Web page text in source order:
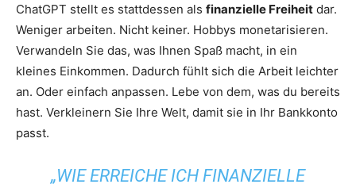
ChatGPT stellt es stattdessen als finanzielle Freiheit dar.
Weniger arbeiten. Nicht keiner. Hobbys monetarisieren.
Verwandeln Sie das, was Ihnen Spaß macht, in ein
kleines Einkommen. Dadurch fühlt sich die Arbeit leichter
an. Oder einfach anpassen. Lebe von dem, was du bereits
hast. Verkleinern Sie Ihre Welt, damit sie in Ihr Bankkonto
passt.
„WIE ERREICHE ICH FINANZIELLE